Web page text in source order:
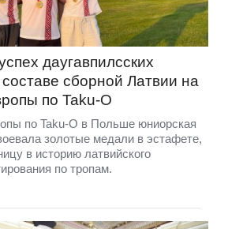
даугавпилсских
сборной Латвии на
по Taku-O
по Taku-O в Польше юниорская
золотые медали в эстафете,
в историю латвийского
по тропам.